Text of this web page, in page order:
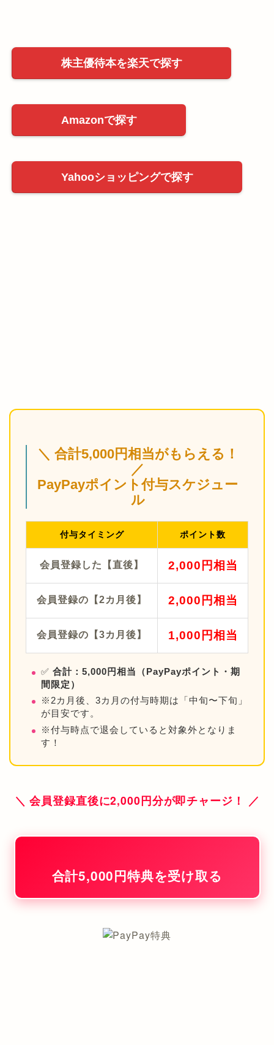
株主優待本を楽天で探す
Amazonで探す
Yahooショッピングで探す
＼ 合計5,000円相当がもらえる！
／
PayPayポイント付与スケジュー
ル
付与タイミング ポイント数
会員登録した【直後】 2,000円相当
会員登録の【2カ月後】 2,000円相当
会員登録の【3カ月後】 1,000円相当
✅ 合計：5,000円相当（PayPayポイント・期
間限定）
※2カ月後、3カ月の付与時期は「中旬〜下旬」
が目安です。
※付与時点で退会していると対象外となりま
す！
＼ 会員登録直後に2,000円分が即チャージ！ ／
合計5,000円特典を受け取る